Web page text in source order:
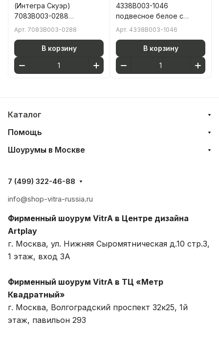
(Интегра Скуэр)
7083B003-0288
подвесное белое с
смеситель покрытие
Hygiene (Хайджн)
Арт. 7083B003-0288
В корзину
4338B003-1046
подвесное белое с
отверстием под
Hygiene (Хайджн)
Арт. 4338B003-1046
В корзину
Каталог
Помощь
Шоурумы в Москве
7 (499) 322-46-88
info@shop-vitra-russia.ru
Фирменный шоурум VitrA в Центре дизайна
Artplay
г. Москва, ул. Нижняя Сыромятническая д.10 стр.3,
1 этаж, вход 3A
Фирменный шоурум VitrA в ТЦ «Метр
Квадратный»
г. Москва, Волгоградский проспект 32к25, 1й
этаж, павильон 293